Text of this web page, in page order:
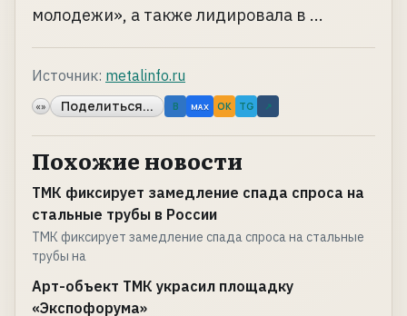
молодежи», а также лидировала в ...
Источник: metalinfo.ru
«» Поделиться... B MAX OK TG ↗
Похожие новости
ТМК фиксирует замедление спада спроса на
стальные трубы в России
ТМК фиксирует замедление спада спроса на стальные
трубы на
Арт-объект ТМК украсил площадку
«Экспофорума»